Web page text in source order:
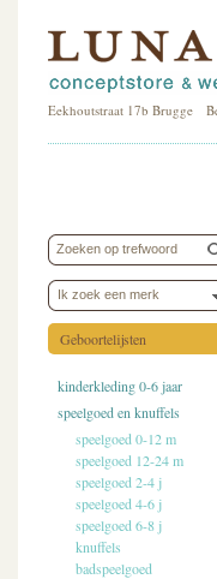
Eekhoutstraat 17b Brugge
Ik zoek een merk
Geboortelijsten
kinderkleding 0-6 jaar
speelgoed en knuffels
speelgoed 0-12 m
speelgoed 12-24 m
speelgoed 2-4 j
speelgoed 4-6 j
speelgoed 6-8 j
knuffels
badspeelgoed